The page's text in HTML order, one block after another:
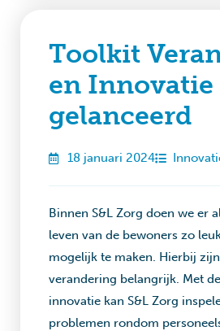
Toolkit
en Innovatie
gelanceerd
18 januari 2024
Binnen S&L Zorg doen we er
leven van de bewoners zo
mogelijk te maken. Hierbij
verandering belangrijk. Met
innovatie kan S&L Zorg
problemen rondom